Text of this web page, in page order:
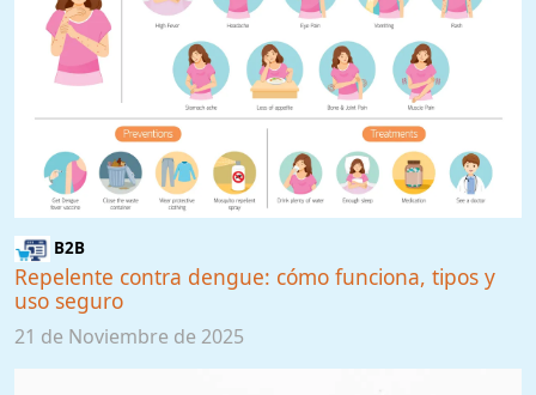
B2B
Repelente contra dengue: cómo funciona, tipos y
uso seguro
21 de Noviembre de 2025